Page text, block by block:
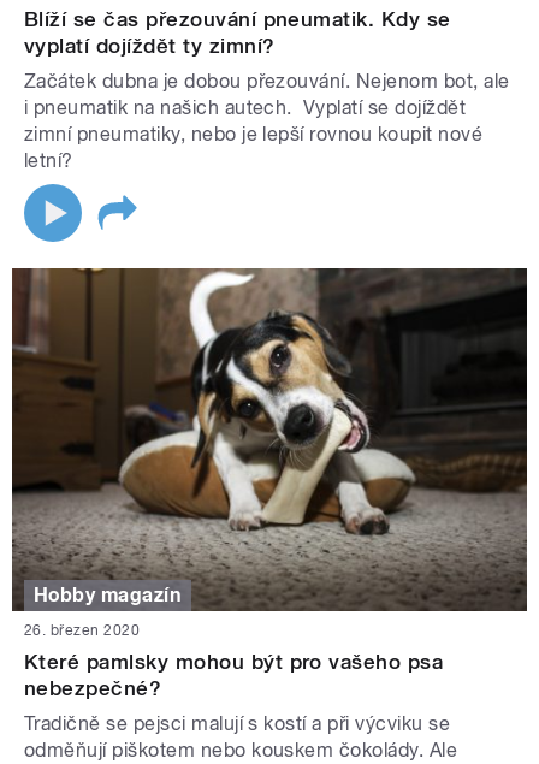
Blíží se čas přezouvání pneumatik. Kdy se
vyplatí dojíždět ty zimní?
Začátek dubna je dobou přezouvání. Nejenom bot, ale
i pneumatik na našich autech. Vyplatí se dojíždět
zimní pneumatiky, nebo je lepší rovnou koupit nové
letní?
Hobby magazín
26. březen 2020
Které pamlsky mohou být pro vašeho psa
nebezpečné?
Tradičně se pejsci malují s kostí a při výcviku se
odměňují piškotem nebo kouskem čokolády. Ale